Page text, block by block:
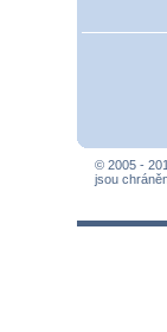
© 2005 -
jsou